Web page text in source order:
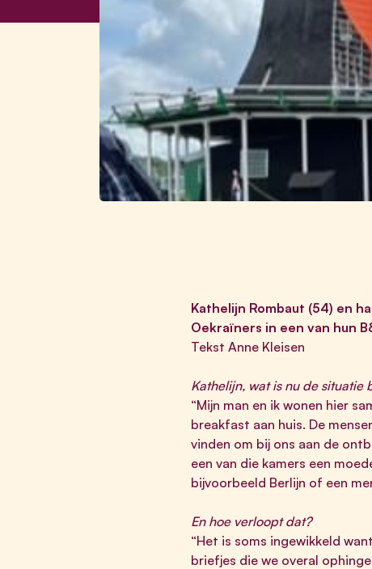
Kathelijn Rombaut (54) en
Oekraïners in een van hun
Tekst Anne Kleisen
Kathelijn, wat is nu de situatie
“Mijn man en ik wonen hier
breakfast aan huis. De
vinden om bij ons aan de
een van die kamers een
bijvoorbeeld Berlijn of een
En hoe verloopt dat?
“Het is soms ingewikkeld
briefjes die we overal